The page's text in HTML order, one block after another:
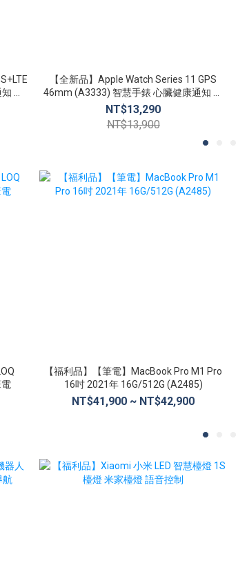
生
【全新品】Apple Watch Series 11 GPS
46mm (A3333) 智慧手錶 心臟健康通知 生
命徵象 睡眠追蹤
NT$13,290
NT$13,900
【福利品】【筆電】MacBook Pro M1 Pro
16吋 2021年 16G/512G (A2485)
NT$41,900 ~ NT$42,900